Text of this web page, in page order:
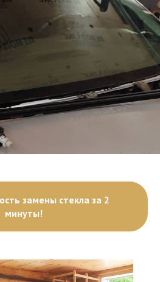
замены стекла за 2
минуты!